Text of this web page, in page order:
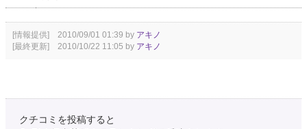
[情報提供] 2010/09/01 01:39 by アキノ
[最終更新] 2010/10/22 11:05 by アキノ
クチコミを投稿すると